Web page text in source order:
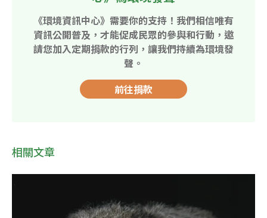
《環境資訊中心》需要你的支持！我們相信唯有
資訊公開普及，才能促成民眾的參與和行動，邀
請您加入定期捐款的行列，讓我們持續為環境發
聲。
前往捐款
相關文章